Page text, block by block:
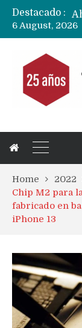
Destacado :
6 August, 2026
Home 2022
Chip M2 para
fabricado en
iPhone 13